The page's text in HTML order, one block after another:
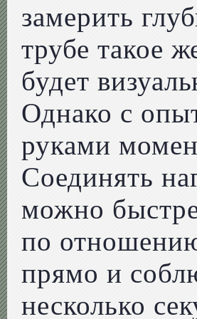
замерить
трубе такое
будет
Однако с
руками
Соединять
можно
по
прямо и
несколько